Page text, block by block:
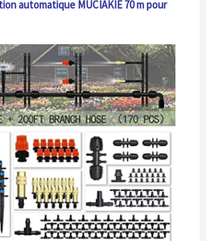
automatique MUCIAKIE 70 m pour